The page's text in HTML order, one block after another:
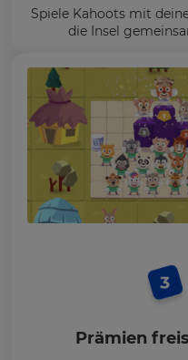
Spiele Kahoots mit
die Insel
Prämien